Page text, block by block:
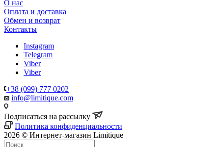
О нас
Оплата и доставка
Обмен и возврат
Контакты
Instagram
Telegram
Viber
Viber
+38 (099) 777 0202
info@limitique.com
Подписаться на рассылку
Политика конфиденциальности
2026 © Интернет-магазин Limitique